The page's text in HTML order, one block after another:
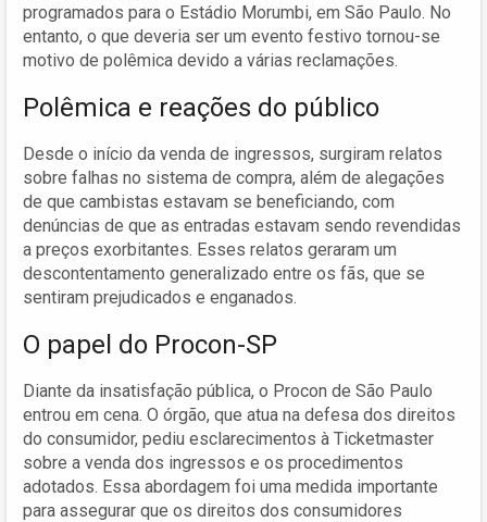
programados para o Estádio Morumbi, em São Paulo. No
entanto, o que deveria ser um evento festivo tornou-se
motivo de polêmica devido a várias reclamações.
Polêmica e reações do público
Desde o início da venda de ingressos, surgiram relatos
sobre falhas no sistema de compra, além de alegações
de que cambistas estavam se beneficiando, com
denúncias de que as entradas estavam sendo revendidas
a preços exorbitantes. Esses relatos geraram um
descontentamento generalizado entre os fãs, que se
sentiram prejudicados e enganados.
O papel do Procon-SP
Diante da insatisfação pública, o Procon de São Paulo
entrou em cena. O órgão, que atua na defesa dos direitos
do consumidor, pediu esclarecimentos à Ticketmaster
sobre a venda dos ingressos e os procedimentos
adotados. Essa abordagem foi uma medida importante
para assegurar que os direitos dos consumidores